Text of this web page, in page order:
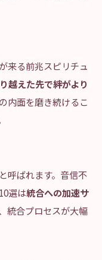
来る前兆スピリチュ
越えた先で絆がより
内面を磨き続けるこ
呼ばれます。音信不
選は統合への加速サ
統合プロセスが大幅